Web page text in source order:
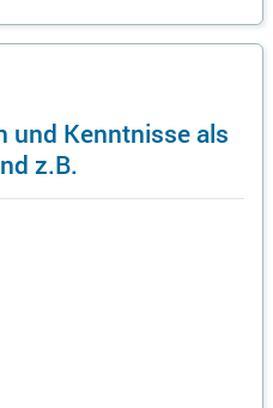
und Kenntnisse als
z.B.